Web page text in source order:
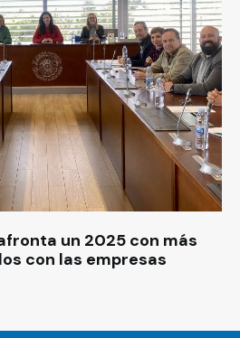
un 2025 con más
con las empresas